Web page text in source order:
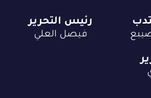
رئيس التحرير
فيصل العلي